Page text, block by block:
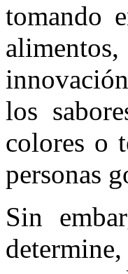
tomando
los
colores o
personas
Sin